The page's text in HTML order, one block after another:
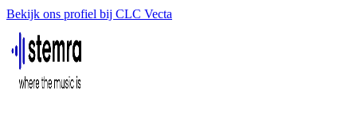
Bekijk ons profiel bij CLC Vecta